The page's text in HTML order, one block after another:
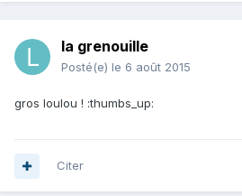
la grenouille
Posté(e) le 6 août 2015
gros loulou ! :thumbs_up:
Citer